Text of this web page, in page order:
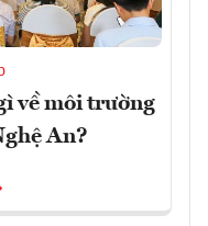
về môi trường
An?